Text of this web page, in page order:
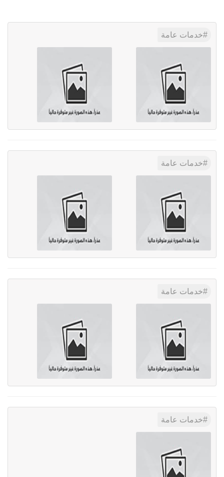
خدمات عامة
خدمات عامة
خدمات عامة
خدمات عامة